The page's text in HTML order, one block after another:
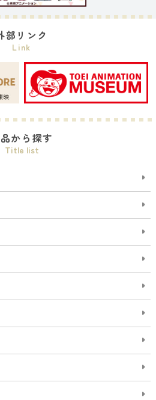
部リンク
Link
から探す
Title list